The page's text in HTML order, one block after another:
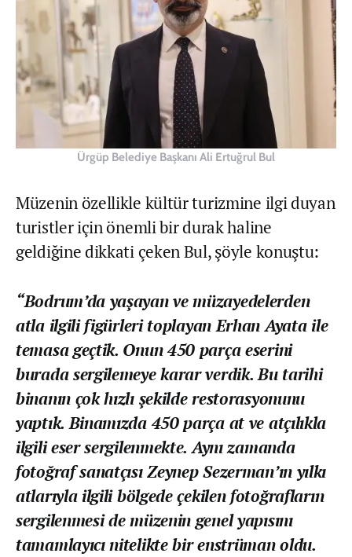
Ürgüp Belediye Başkanı Ali Ertuğrul Bul
Müzenin özellikle kültür turizmine ilgi duyan
turistler için önemli bir durak haline
geldiğine dikkati çeken Bul, şöyle konuştu:
“Bodrum’da yaşayan ve müzayedelerden
atla ilgili figürleri toplayan Erhan Ayata ile
temasa geçtik. Onun 450 parça eserini
burada sergilemeye karar verdik. Bu tarihi
binanın çok hızlı şekilde restorasyonunu
yaptık. Binamızda 450 parça at ve atçılıkla
ilgili eser sergilenmekte. Aynı zamanda
fotoğraf sanatçısı Zeynep Sezerman’ın yılkı
atlarıyla ilgili bölgede çekilen fotoğrafların
sergilenmesi de müzenin genel yapısını
tamamlayıcı nitelikte bir enstrüman oldu.